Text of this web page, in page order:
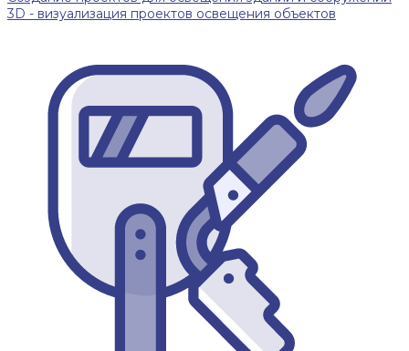
3D - визуализация проектов освещения объектов